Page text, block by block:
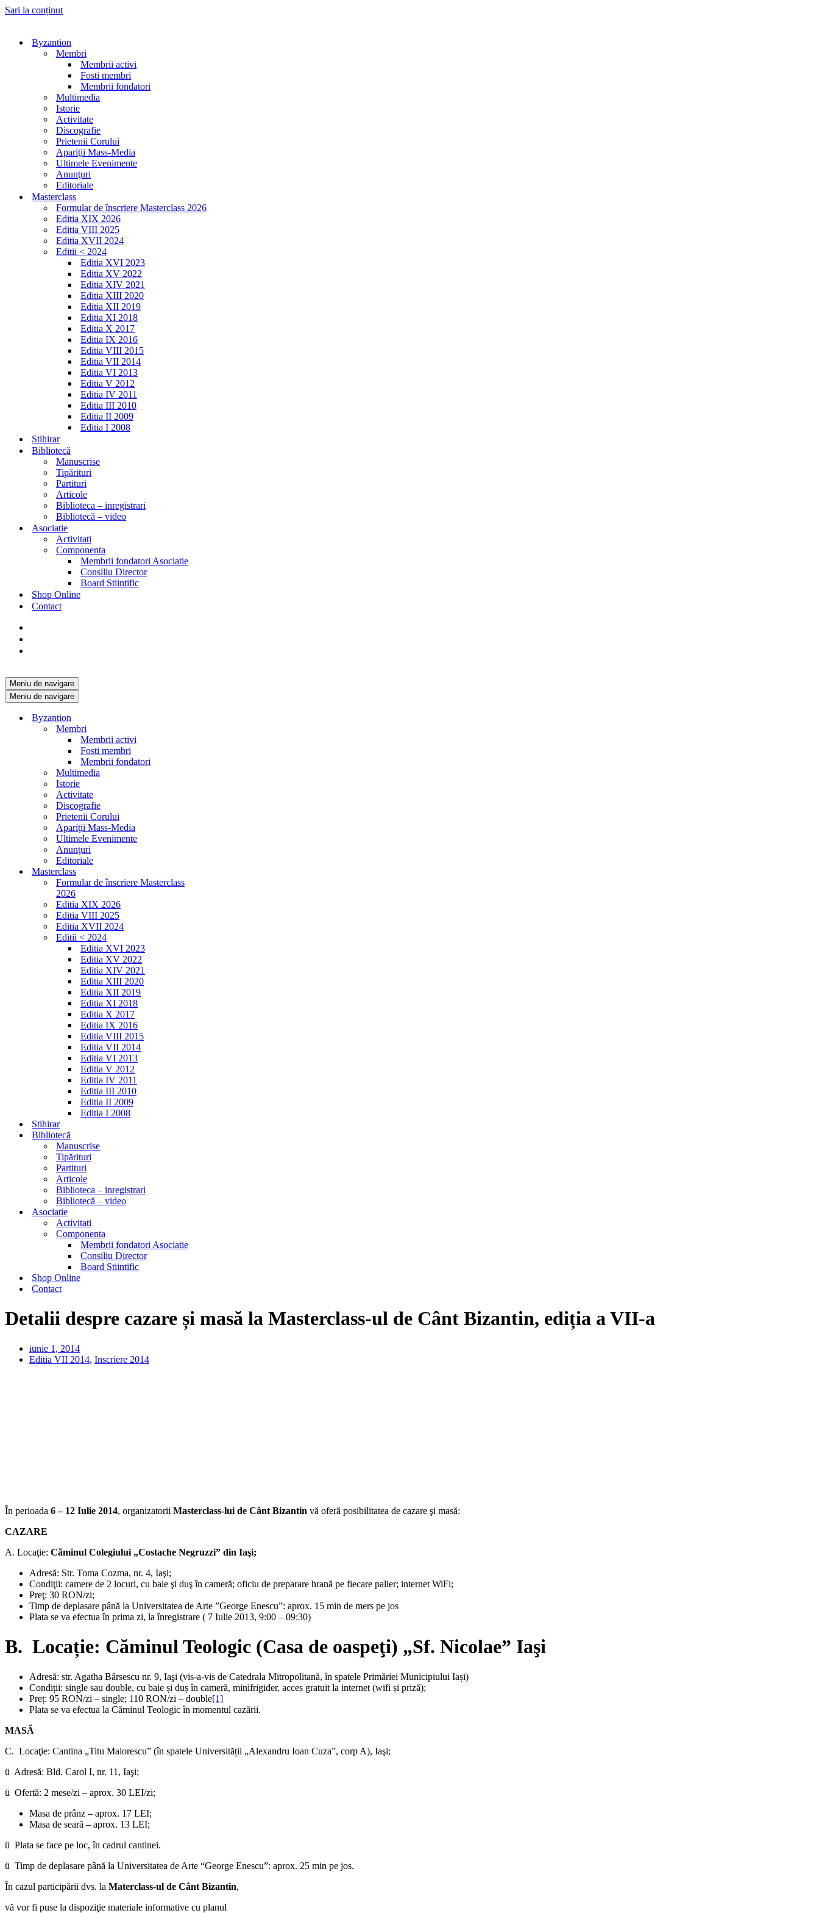
Sari la conținut
Byzantion
Membri
Membrii activi
Fosti membri
Membrii fondatori
Multimedia
Istorie
Activitate
Discografie
Prietenii Corului
Apariţii Mass-Media
Ultimele Evenimente
Anunţuri
Editoriale
Masterclass
Formular de înscriere Masterclass 2026
Editia XIX 2026
Editia VIII 2025
Editia XVII 2024
Editii < 2024
Editia XVI 2023
Editia XV 2022
Editia XIV 2021
Editia XIII 2020
Editia XII 2019
Editia XI 2018
Editia X 2017
Editia IX 2016
Editia VIII 2015
Editia VII 2014
Editia VI 2013
Editia V 2012
Editia IV 2011
Editia III 2010
Editia II 2009
Editia I 2008
Stihirar
Bibliotecă
Manuscrise
Tipărituri
Partituri
Articole
Biblioteca – inregistrari
Bibliotecă – video
Asociatie
Activitati
Componenta
Membrii fondatori Asociatie
Consiliu Director
Board Stiintific
Shop Online
Contact
Meniu de navigare
Meniu de navigare
Byzantion
Membri
Membrii activi
Fosti membri
Membrii fondatori
Multimedia
Istorie
Activitate
Discografie
Prietenii Corului
Apariţii Mass-Media
Ultimele Evenimente
Anunţuri
Editoriale
Masterclass
Formular de înscriere Masterclass
2026
Editia XIX 2026
Editia VIII 2025
Editia XVII 2024
Editii < 2024
Editia XVI 2023
Editia XV 2022
Editia XIV 2021
Editia XIII 2020
Editia XII 2019
Editia XI 2018
Editia X 2017
Editia IX 2016
Editia VIII 2015
Editia VII 2014
Editia VI 2013
Editia V 2012
Editia IV 2011
Editia III 2010
Editia II 2009
Editia I 2008
Stihirar
Bibliotecă
Manuscrise
Tipărituri
Partituri
Articole
Biblioteca – inregistrari
Bibliotecă – video
Asociatie
Activitati
Componenta
Membrii fondatori Asociatie
Consiliu Director
Board Stiintific
Shop Online
Contact
Detalii despre cazare și masă la Masterclass-ul de Cânt Bizantin, ediția a VII-a
iunie 1, 2014
Editia VII 2014, Inscriere 2014
În perioada 6 – 12 Iulie 2014, organizatorii Masterclass-lui de Cânt Bizantin vă oferă posibilitatea de cazare şi masă:
CAZARE
A. Locaţie: Căminul Colegiului „Costache Negruzzi” din Iaşi;
Adresă: Str. Toma Cozma, nr. 4, Iaşi;
Condiţii: camere de 2 locuri, cu baie şi duş în cameră; oficiu de preparare hrană pe fiecare palier; internet WiFi;
Preţ: 30 RON/zi;
Timp de deplasare până la Universitatea de Arte ”George Enescu”: aprox. 15 min de mers pe jos
Plata se va efectua în prima zi, la înregistrare ( 7 Iulie 2013, 9:00 – 09:30)
B. Locație: Căminul Teologic (Casa de oaspeţi) „Sf. Nicolae” Iaşi
Adresă: str. Agatha Bârsescu nr. 9, Iaşi (vis-a-vis de Catedrala Mitropolitană, în spatele Primăriei Municipiului Iași)
Condiții: single sau double, cu baie și duș în cameră, minifrigider, acces gratuit la internet (wifi și priză);
Preț: 95 RON/zi – single; 110 RON/zi – double[1]
Plata se va efectua la Căminul Teologic în momentul cazării.
MASĂ
C. Locaţie: Cantina „Titu Maiorescu” (în spatele Universității „Alexandru Ioan Cuza”, corp A), Iaşi;
ü Adresă: Bld. Carol I, nr. 11, Iaşi;
ü Ofertă: 2 mese/zi – aprox. 30 LEI/zi;
Masa de prânz – aprox. 17 LEI;
Masa de seară – aprox. 13 LEI;
ü Plata se face pe loc, în cadrul cantinei.
ü Timp de deplasare până la Universitatea de Arte “George Enescu”: aprox. 25 min pe jos.
În cazul participării dvs. la Materclass-ul de Cânt Bizantin,
vă vor fi puse la dispoziţie materiale informative cu planul